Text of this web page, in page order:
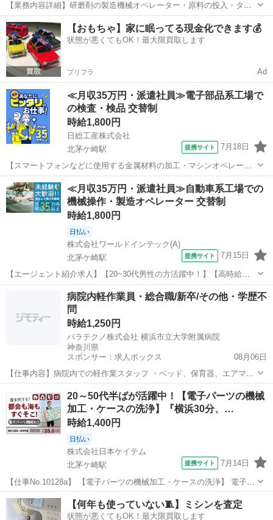
【業務内容詳細】研磨剤の製造機械オペレーター・原料の投入・タッ
チパネルでの機械操作・製品サンプルの採取・分析作業(特殊な経験は
必要ありません)【取扱製品情報】研磨剤 ■お仕事PR ≪無理なく働け
る≫ 場合によってはお願いす...
神奈川 茅ヶ崎市 北茅ケ崎駅 工場
【おもちゃ】家に眠ってる現金化できます💰
状態が悪くてもOK！最大限買取します
プリフラ Ad
≪月収35万円・派遣社員≫電子部品系工場で
の検査・検品 交替制
時給1,800円
日総工産株式会社
北茅ケ崎駅
提携サイト 7月18日
【スマートフォンなどに使用する金属材料の加工・マシンオペレータ
ー】<茅ヶ崎市>時給1800円！！ 給与35万円！！ お仕事内容 スマー
トフォンなどに使用する金属材料の加工・マシンオペレーター 金属材
料の投入･マシンオペレー...
神奈川 茅ヶ崎市 北茅ケ崎駅 その他
≪月収35万円・派遣社員≫自動車系工場での
機械操作・製造オペレーター 交替制
時給1,800円
日払い
株式会社ワールドインテック(A)
北茅ケ崎駅
提携サイト 7月15日
【エージェント紹介求人】【20~30代男性の方活躍中！】【高時給
1,800円!】駅チカ/JR相模線 北茅ヶ崎駅/未経験歓迎/男性活躍中/地元通
投入、運搬...
茅ヶ崎市 北茅ケ崎駅 その他
病院内軽作業員・総合職/新卒/その他・学歴不
問
時給1,250円
パラテクノ株式会社 横浜市立大学附属病院
神奈川県
スポンサー：求人ボックス
08月06日
【仕事内容】病院内での軽作業スタッフ ・ベッド、保育器、エアマッ
トレス、離床センサー等の搬送や清拭 ・医療機器に関する業務(貸出・
回収・清拭)、貸出データ入力 ・テレビ台業務(退院時の清拭・ランド
リー清拭) 入社後、まずはベッドや...
20～50代半ばが活躍中！【電子パーツの機械
加工・ケースの洗浄】『横浜30分、…
時給1,400円
日払い
株式会社日本ケイテム
北茅ケ崎駅
提携サイト 7月14日
【仕事No.10128a】 【電子パーツの機械加工・ケースの洗浄】 電子部
品を作る工場でのお仕事です。 「半導体」という電子部品を機械で加
工するお仕事です。 ▼仕事例 1）機械で加工 円盤型の電子部品を機械
神奈川 茅ヶ崎市 北茅ケ崎駅 工場
【何年も使っていない🧵】ミシンを査定
状態が悪くてもOK！最大限買取します